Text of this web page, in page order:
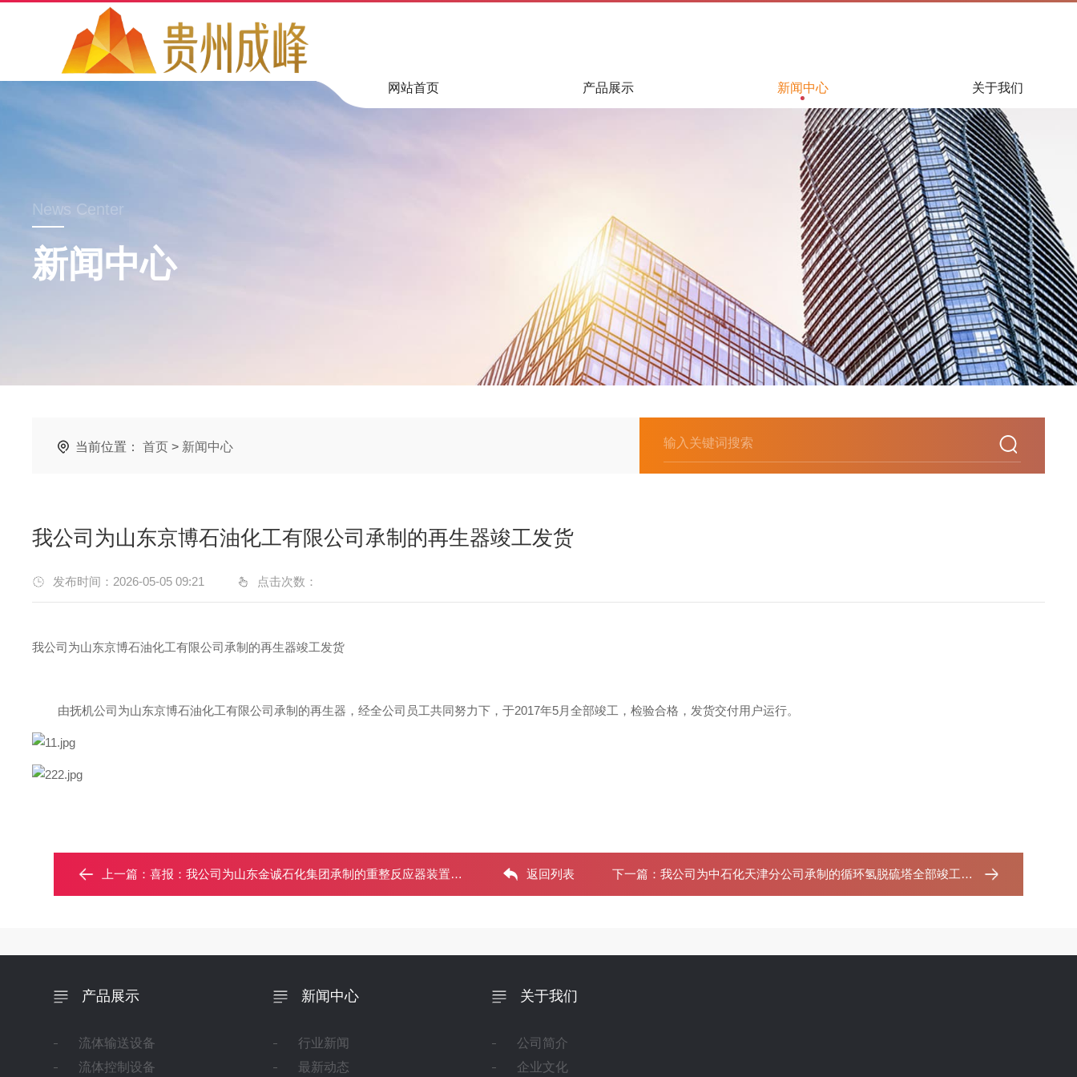
网站首页 产品展示 新闻中心 关于我们
News Center
新闻中心
当前位置： 首页 > 新闻中心
我公司为山东京博石油化工有限公司承制的再生器竣工发货
发布时间：2026-05-05 09:21 点击次数：
我公司为山东京博石油化工有限公司承制的再生器竣工发货
由抚机公司为山东京博石油化工有限公司承制的再生器，经全公司员工共同努力下，于2017年5月全部竣工，检验合格，发货交付用户运行。
上一篇：喜报：我公司为山东金诚石化集团承制的重整反应器装置顺利产出优 返回列表 下一篇： 我公司为中石化天津分公司承制的循环氢脱硫塔全部竣工发货
产品展示
流体输送设备
流体控制设备
新闻中心
行业新闻
最新动态
关于我们
公司简介
企业文化